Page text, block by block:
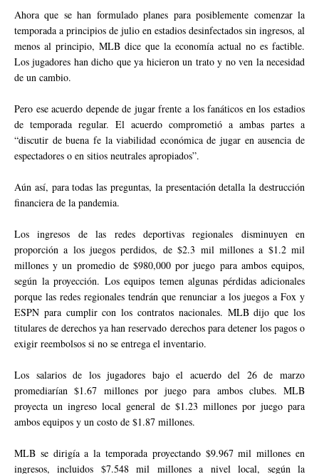
Ahora que se han formulado planes para posiblemente comenzar la
temporada a principios de julio en estadios desinfectados sin ingresos, al
menos al principio, MLB dice que la economía actual no es factible.
Los jugadores han dicho que ya hicieron un trato y no ven la necesidad
de un cambio.
Pero ese acuerdo depende de jugar frente a los fanáticos en los estadios
de temporada regular. El acuerdo comprometió a ambas partes a
“discutir de buena fe la viabilidad económica de jugar en ausencia de
espectadores o en sitios neutrales apropiados”.
Aún así, para todas las preguntas, la presentación detalla la destrucción
financiera de la pandemia.
Los ingresos de las redes deportivas regionales disminuyen en
proporción a los juegos perdidos, de $2.3 mil millones a $1.2 mil
millones y un promedio de $980,000 por juego para ambos equipos,
según la proyección. Los equipos temen algunas pérdidas adicionales
porque las redes regionales tendrán que renunciar a los juegos a Fox y
ESPN para cumplir con los contratos nacionales. MLB dijo que los
titulares de derechos ya han reservado derechos para detener los pagos o
exigir reembolsos si no se entrega el inventario.
Los salarios de los jugadores bajo el acuerdo del 26 de marzo
promediarían $1.67 millones por juego para ambos clubes. MLB
proyecta un ingreso local general de $1.23 millones por juego para
ambos equipos y un costo de $1.87 millones.
MLB se dirigía a la temporada proyectando $9.967 mil millones en
ingresos, incluidos $7.548 mil millones a nivel local, según la